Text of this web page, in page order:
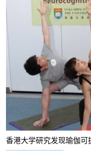
香港大学研究发现瑜伽